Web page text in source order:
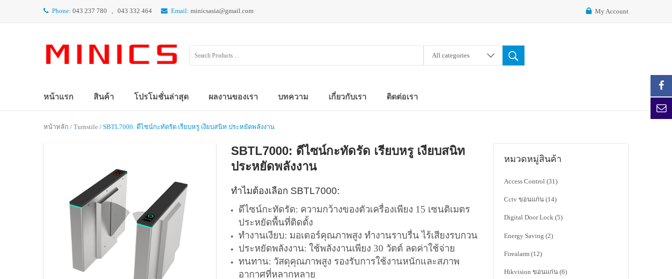
Phone: 043 237 780 , 043 332 464 Email: minicsasia@gmail.com My Account
All categories
หน้าแรก สินค้า โปรโมชั่นล่าสุด ผลงานของเรา บทความ เกี่ยวกับเรา ติดต่อเรา
หน้าหลัก / Turnstile / SBTL7000: ดีไซน์กะทัดรัด เรียบหรู เงียบสนิท ประหยัดพลังงาน
SBTL7000: ดีไซน์กะทัดรัด เรียบหรู เงียบสนิท
ประหยัดพลังงาน
ทำไมต้องเลือก SBTL7000:
ดีไซน์กะทัดรัด: ความกว้างของตัวเครื่องเพียง 15 เซนติเมตร
ประหยัดพื้นที่ติดตั้ง
ทำงานเงียบ: มอเตอร์คุณภาพสูง ทำงานราบรื่น ไร้เสียงรบกวน
ประหยัดพลังงาน: ใช้พลังงานเพียง 30 วัตต์ ลดค่าใช้จ่าย
ทนทาน: วัสดุคุณภาพสูง รองรับการใช้งานหนักและสภาพ
อากาศที่หลากหลาย
หมวดหมู่สินค้า
Access Control (31)
Cctv ขอนแก่น (14)
Digital Door Lock (5)
Energy Saving (2)
Firealarm (12)
Hikvision ขอนแก่น (6)